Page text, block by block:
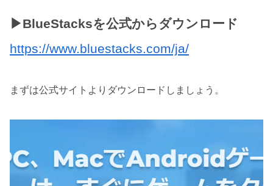
▶BlueStacksを公式からダウンロード
https://www.bluestacks.com/ja/
まずは公式サイトよりダウンロードしましょう。